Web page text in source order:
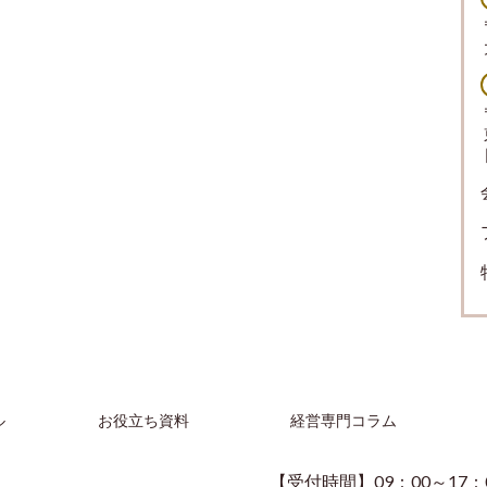
お役立ち資料 経営専門コラム
【受付時間】09：00～17